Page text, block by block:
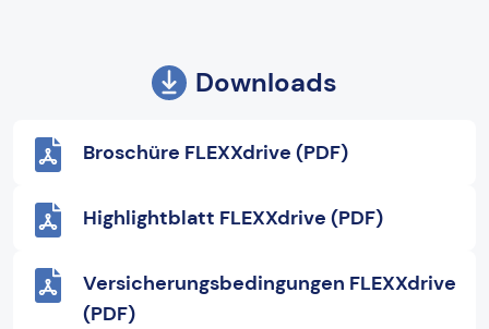
Downloads
Broschüre FLEXXdrive (PDF)
Highlightblatt FLEXXdrive (PDF)
Versicherungsbedingungen FLEXXdrive
(PDF)